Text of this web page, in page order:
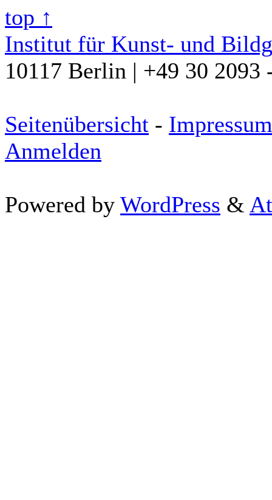
top ↑
Institut für Kunst- und
10117 Berlin | +49 30 2093
Seitenübersicht - Impressum
Anmelden
Powered by WordPress &